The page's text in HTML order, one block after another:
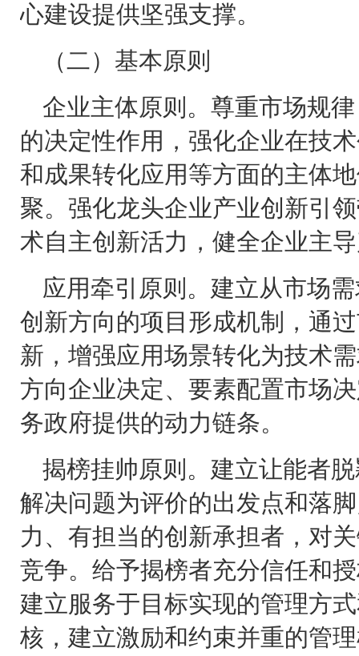
心建设提供坚强支撑。
（二）基本原则
企业主体原则。尊重市场规
的决定性作用，强化企业在技
和成果转化应用等方面的主体
聚。强化龙头企业产业创新引
术自主创新活力，健全企业主
应用牵引原则。建立从市场
创新方向的项目形成机制，通
新，增强应用场景转化为技术
方向企业决定、要素配置市场
务政府提供的动力链条。
揭榜挂帅原则。建立让能者
解决问题为评价的出发点和落
力、有担当的创新承担者，对
竞争。给予揭榜者充分信任和
建立服务于目标实现的管理方
核，建立激励和约束并重的管